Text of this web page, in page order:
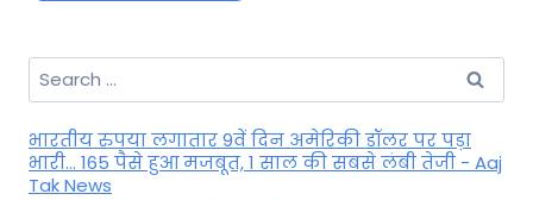
Search
for:
भारतीय रुपया लगातार 9वें दिन अमेरिकी डॉलर पर पड़ा
भारी... 165 पैसे हुआ मजबूत, 1 साल की सबसे लंबी तेजी - Aaj
Tak News